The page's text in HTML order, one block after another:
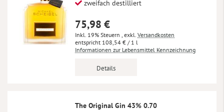
zweifach destilliert
75,98 €
Inkl. 19% Steuern , exkl. Versandkosten
108,54 € / 1 l
Informationen zur Lebensmittel Kennzeichnung
Details
The Original Gin 43% 0.70